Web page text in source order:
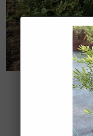
Тополь
h 3-3,5; WRB
19 000